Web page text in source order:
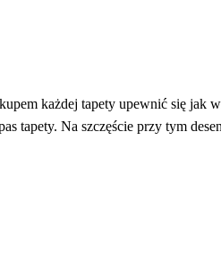
każdej tapety upewnić się jak
tapety. Na szczęście przy tym